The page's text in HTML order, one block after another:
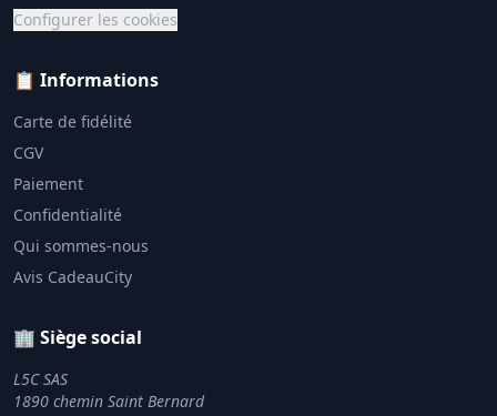
Configurer les cookies
📋 Informations
Carte de fidélité
CGV
Paiement
Confidentialité
Qui sommes-nous
Avis CadeauCity
🏢 Siège social
L5C SAS
1890 chemin Saint Bernard